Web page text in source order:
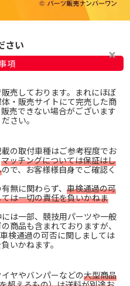
さい
項
売しております。まれにほぼ
・販売サイトにて完売した商
売できない場合がございます
さい。
の取付車種はご参考程度でお
マッチングについては保証はし
ので、お客様様自身でご確認く
無に関わらず、 車検通過の可
は一切の責任を負いかねま
は一部、競技用パーツや一般
商品も含まれておりますが、
検通過の可否に関しましては
いかねます。
イヤやバンパーなどの大型商品